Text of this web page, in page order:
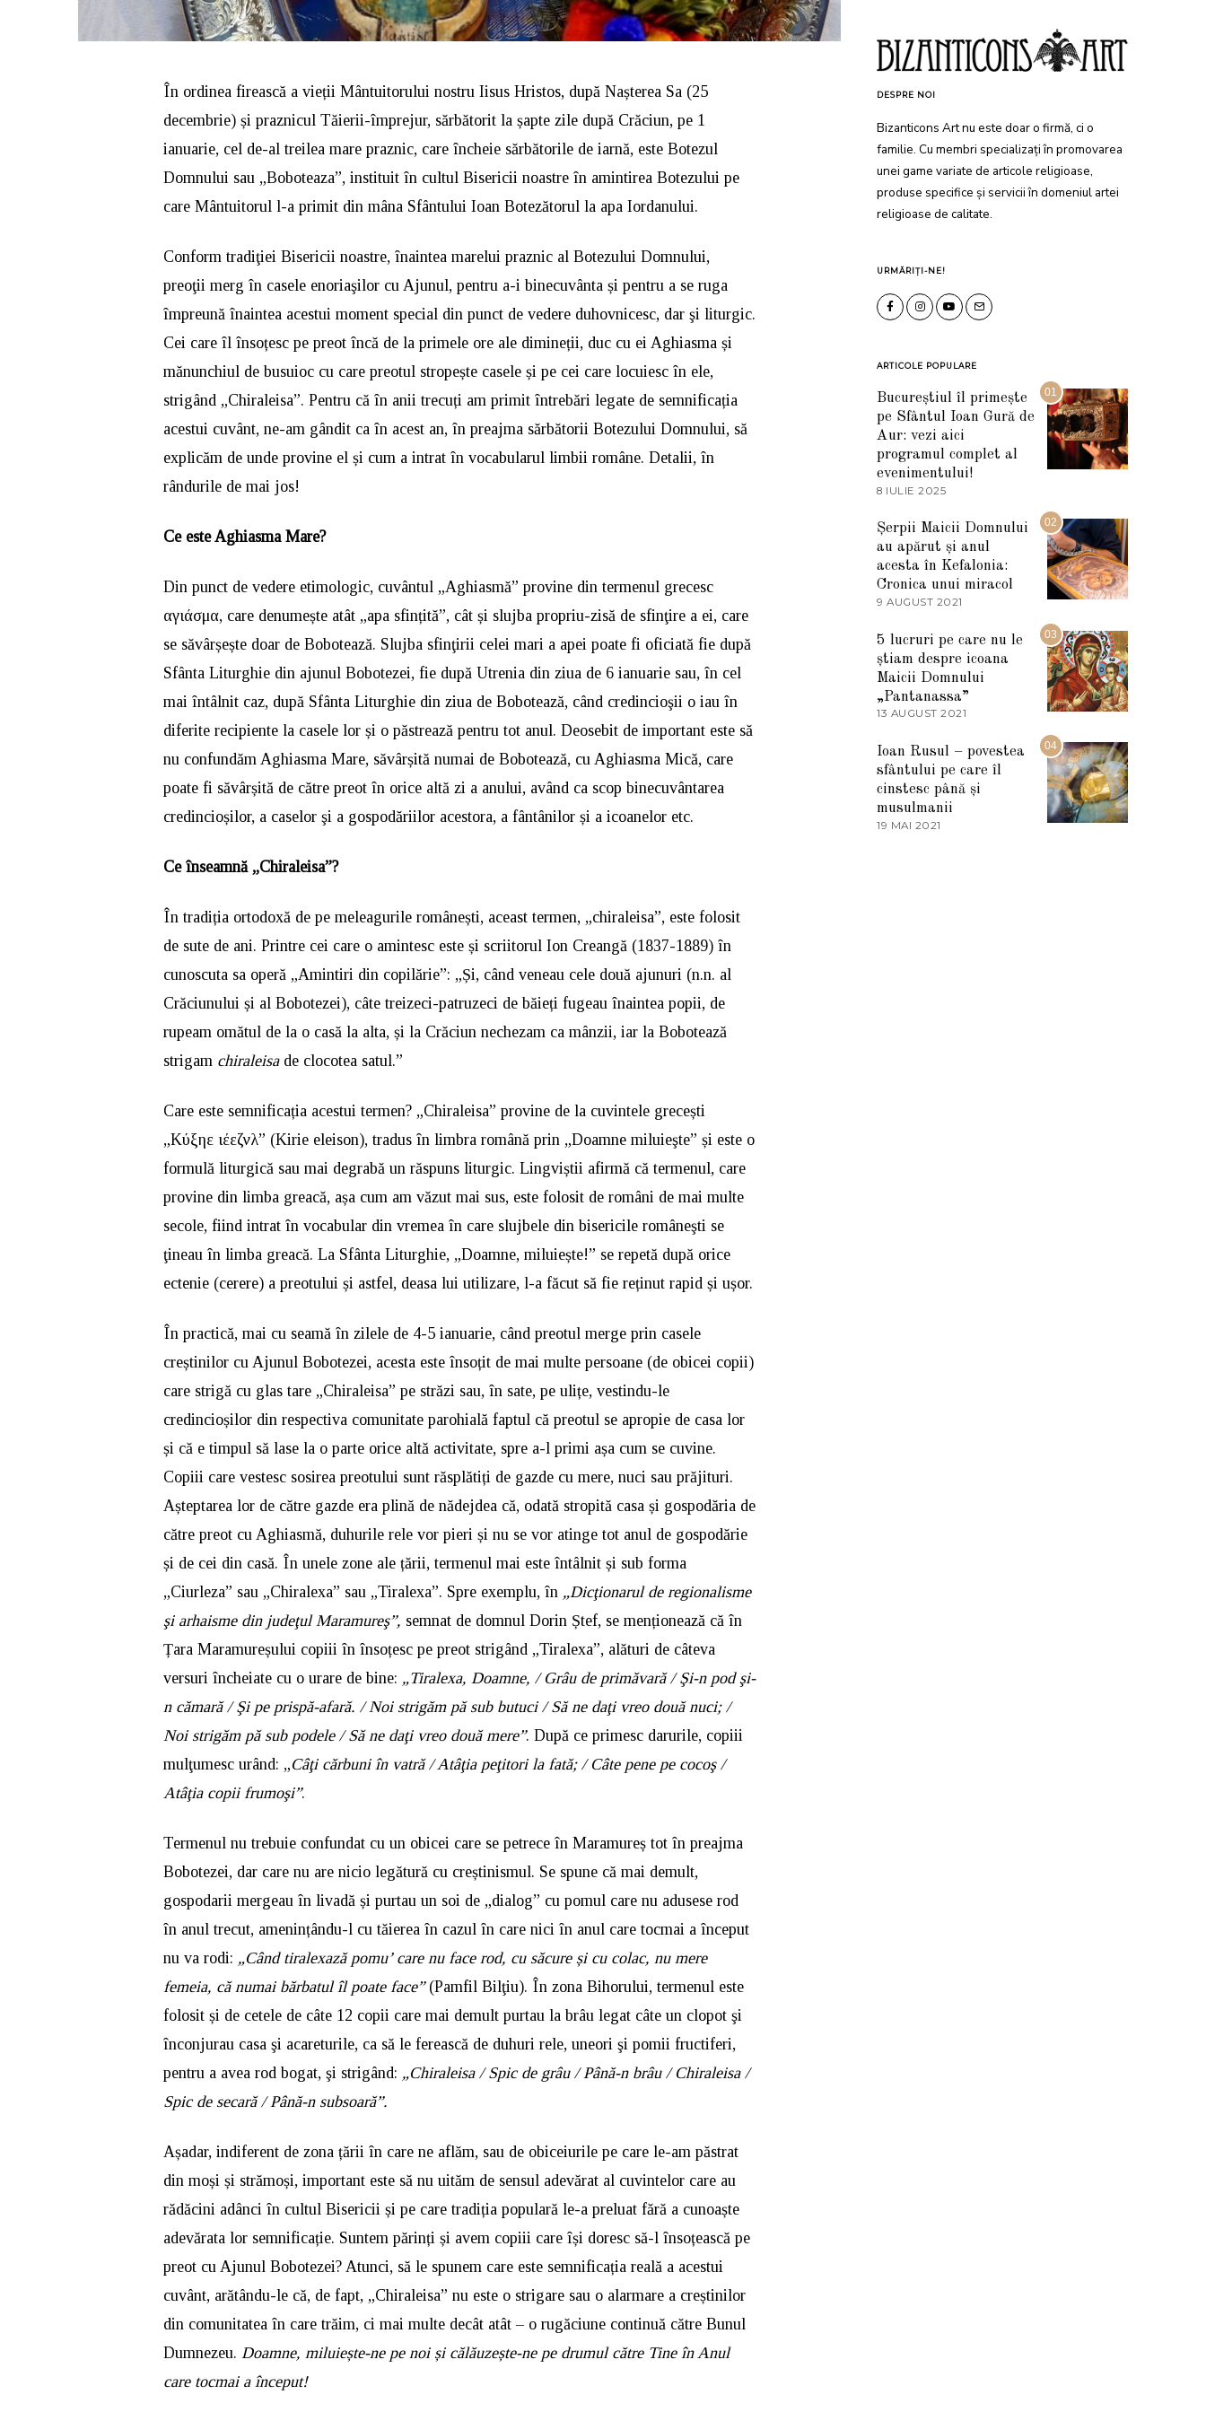
În ordinea firească a vieții Mântuitorului nostru Iisus Hristos, după Nașterea Sa (25
decembrie) și praznicul Tăierii-împrejur, sărbătorit la șapte zile după Crăciun, pe 1
ianuarie, cel de-al treilea mare praznic, care încheie sărbătorile de iarnă, este Botezul
Domnului sau „Boboteaza”, instituit în cultul Bisericii noastre în amintirea Botezului pe
care Mântuitorul l-a primit din mâna Sfântului Ioan Botezătorul la apa Iordanului.
Conform tradiţiei Bisericii noastre, înaintea marelui praznic al Botezului Domnului,
preoţii merg în casele enoriaşilor cu Ajunul, pentru a-i binecuvânta și pentru a se ruga
împreună înaintea acestui moment special din punct de vedere duhovnicesc, dar şi liturgic.
Cei care îl însoțesc pe preot încă de la primele ore ale dimineții, duc cu ei Aghiasma și
mănunchiul de busuioc cu care preotul stropește casele și pe cei care locuiesc în ele,
strigând „Chiraleisa”. Pentru că în anii trecuți am primit întrebări legate de semnificația
acestui cuvânt, ne-am gândit ca în acest an, în preajma sărbătorii Botezului Domnului, să
explicăm de unde provine el și cum a intrat în vocabularul limbii române. Detalii, în
rândurile de mai jos!
Ce este Aghiasma Mare?
Din punct de vedere etimologic, cuvântul „Aghiasmă” provine din termenul grecesc
αγιάσμα, care denumește atât „apa sfințită”, cât și slujba propriu-zisă de sfinţire a ei, care
se săvârșește doar de Bobotează. Slujba sfinţirii celei mari a apei poate fi oficiată fie după
Sfânta Liturghie din ajunul Bobotezei, fie după Utrenia din ziua de 6 ianuarie sau, în cel
mai întâlnit caz, după Sfânta Liturghie din ziua de Bobotează, când credincioşii o iau în
diferite recipiente la casele lor și o păstrează pentru tot anul. Deosebit de important este să
nu confundăm Aghiasma Mare, săvârșită numai de Bobotează, cu Aghiasma Mică, care
poate fi săvârșită de către preot în orice altă zi a anului, având ca scop binecuvântarea
credincioșilor, a caselor şi a gospodăriilor acestora, a fântânilor și a icoanelor etc.
Ce înseamnă „Chiraleisa”?
În tradiția ortodoxă de pe meleagurile românești, aceast termen, „chiraleisa”, este folosit
de sute de ani. Printre cei care o amintesc este și scriitorul Ion Creangă (1837-1889) în
cunoscuta sa operă „Amintiri din copilărie”: „Și, când veneau cele două ajunuri (n.n. al
Crăciunului și al Bobotezei), câte treizeci-patruzeci de băieți fugeau înaintea popii, de
rupeam omătul de la o casă la alta, și la Crăciun nechezam ca mânzii, iar la Bobotează
strigam chiraleisade clocotea satul.”
Care este semnificația acestui termen? „Chiraleisa” provine de la cuvintele grecești
„Κύξηε ἐιέεζνλ” (Kirie eleison), tradus în limbra română prin „Doamne miluieşte” și este o
formulă liturgică sau mai degrabă un răspuns liturgic. Lingviștii afirmă că termenul, care
provine din limba greacă, așa cum am văzut mai sus, este folosit de români de mai multe
secole, fiind intrat în vocabular din vremea în care slujbele din bisericile româneşti se
ţineau în limba greacă. La Sfânta Liturghie, „Doamne, miluiește!” se repetă după orice
ectenie (cerere) a preotului și astfel, deasa lui utilizare, l-a făcut să fie reținut rapid și ușor.
În practică, mai cu seamă în zilele de 4-5 ianuarie, când preotul merge prin casele
creștinilor cu Ajunul Bobotezei, acesta este însoțit de mai multe persoane (de obicei copii)
care strigă cu glas tare „Chiraleisa” pe străzi sau, în sate, pe ulițe, vestindu-le
credincioșilor din respectiva comunitate parohială faptul că preotul se apropie de casa lor
și că e timpul să lase la o parte orice altă activitate, spre a-l primi așa cum se cuvine.
Copiii care vestesc sosirea preotului sunt răsplătiți de gazde cu mere, nuci sau prăjituri.
Așteptarea lor de către gazde era plină de nădejdea că, odată stropită casa și gospodăria de
către preot cu Aghiasmă, duhurile rele vor pieri și nu se vor atinge tot anul de gospodărie
și de cei din casă. În unele zone ale țării, termenul mai este întâlnit și sub forma
„Ciurleza” sau „Chiralexa” sau „Tiralexa”. Spre exemplu, în „Dicţionarul de regionalisme
şi arhaisme din judeţul Maramureş”, semnat de domnul Dorin Ștef, se menționează că în
Țara Maramureșului copiii în însoțesc pe preot strigând „Tiralexa”, alături de câteva
versuri încheiate cu o urare de bine: „Tiralexa, Doamne, / Grâu de primăvară / Şi-n pod şi-
n cămară / Şi pe prispă-afară. / Noi strigăm pă sub butuci / Să ne daţi vreo două nuci; /
Noi strigăm pă sub podele / Să ne daţi vreo două mere”. După ce primesc darurile, copiii
mulţumesc urând: „Câţi cărbuni în vatră / Atâţia peţitori la fată; / Câte pene pe cocoş /
Atâţia copii frumoşi”.
Termenul nu trebuie confundat cu un obicei care se petrece în Maramureș tot în preajma
Bobotezei, dar care nu are nicio legătură cu creștinismul. Se spune că mai demult,
gospodarii mergeau în livadă și purtau un soi de „dialog” cu pomul care nu adusese rod
în anul trecut, amenințându-l cu tăierea în cazul în care nici în anul care tocmai a început
nu va rodi: „Când tiralexază pomu’ care nu face rod, cu săcure și cu colac, nu mere
femeia, că numai bărbatul îl poate face”(Pamfil Bilţiu). În zona Bihorului, termenul este
folosit și de cetele de câte 12 copii care mai demult purtau la brâu legat câte un clopot şi
înconjurau casa şi acareturile, ca să le ferească de duhuri rele, uneori şi pomii fructiferi,
pentru a avea rod bogat, şi strigând: „Chiraleisa / Spic de grâu / Până-n brâu / Chiraleisa /
Spic de secară / Până-n subsoară”.
Așadar, indiferent de zona țării în care ne aflăm, sau de obiceiurile pe care le-am păstrat
din moși și strămoși, important este să nu uităm de sensul adevărat al cuvintelor care au
rădăcini adânci în cultul Bisericii și pe care tradiția populară le-a preluat fără a cunoaște
adevărata lor semnificație. Suntem părinți și avem copiii care își doresc să-l însoțească pe
preot cu Ajunul Bobotezei? Atunci, să le spunem care este semnificația reală a acestui
cuvânt, arătându-le că, de fapt, „Chiraleisa” nu este o strigare sau o alarmare a creștinilor
din comunitatea în care trăim, ci mai multe decât atât – o rugăciune continuă către Bunul
Dumnezeu. Doamne, miluiește-ne pe noi și călăuzește-ne pe drumul către Tine în Anul
care tocmai a început!
DESPRE NOI
Bizanticons Art nu este doar o firmă, ci o
familie. Cu membri specializați în promovarea
unei game variate de articole religioase,
produse specifice și servicii în domeniul artei
religioase de calitate.
URMĂRIȚI-NE!
ARTICOLE POPULARE
01
Bucureștiul îl primește
pe Sfântul Ioan Gură de
Aur: vezi aici
programul complet al
evenimentului!
8 IULIE 2025
U
L
I
2
0
02
Șerpii Maicii Domnului
au apărut și anul
acesta în Kefalonia:
Cronica unui miracol
9 AUGUST 2021
A
R
T
I
2
2
2
03
5 lucruri pe care nu le
știam despre icoana
Maicii Domnului
„Pantanassa”
13 AUGUST 2021
U
G
U
S
04
Ioan Rusul – povestea
sfântului pe care îl
cinstesc până și
musulmanii
19 MAI 2021